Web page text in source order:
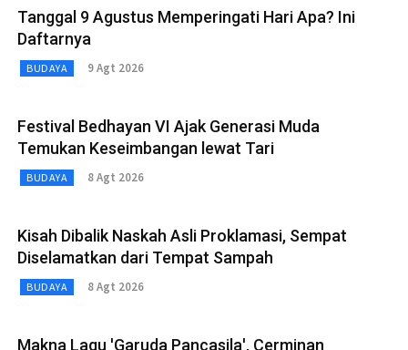
Tanggal 9 Agustus Memperingati Hari Apa? Ini
Daftarnya
BUDAYA 9 Agt 2026
Festival Bedhayan VI Ajak Generasi Muda
Temukan Keseimbangan lewat Tari
BUDAYA 8 Agt 2026
Kisah Dibalik Naskah Asli Proklamasi, Sempat
Diselamatkan dari Tempat Sampah
BUDAYA 8 Agt 2026
Makna Lagu 'Garuda Pancasila', Cerminan